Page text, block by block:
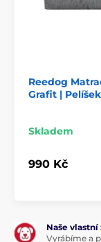
Reedog
Grafit |
Skladem
990 Kč
Naše vlastní
Vyrábíme a